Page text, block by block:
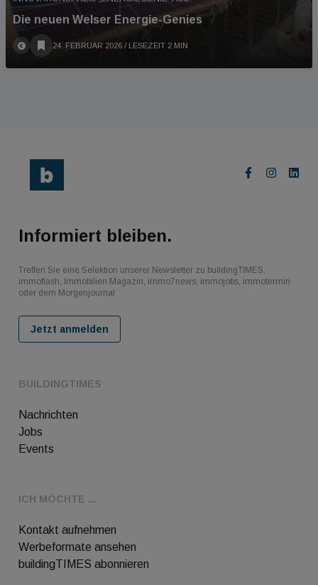
Die neuen Welser Energie-Genies
24. FEBRUAR 2026 / LESEZEIT 2 MIN
BUILDINGTIMES
Nachrichten
Jobs
Events
ICH MÖCHTE ...
Kontakt aufnehmen
Werbeformate ansehen
buildingTIMES abonnieren
Informiert bleiben.
Treffen Sie eine Selektion unserer Newsletter zu buildingTIMES,
immoflash, Immobilien Magazin, immo7news, immojobs, immotermin
oder dem Morgenjournal
Jetzt anmelden